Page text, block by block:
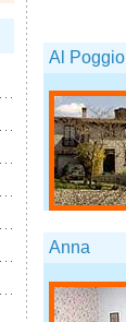
Al Poggio
Anna